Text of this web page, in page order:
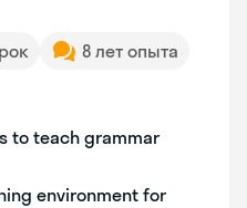
8 лет опыта
to teach grammar
environment for